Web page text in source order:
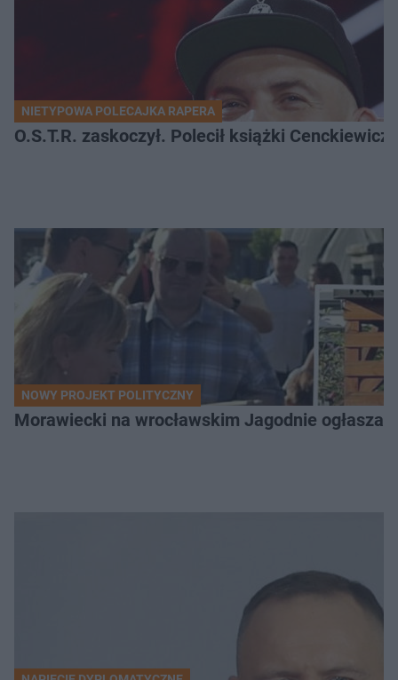
NIETYPOWA POLECAJKA RAPERA
O.S.T.R. zaskoczył. Polecił książki
NOWY PROJEKT POLITYCZNY
Morawiecki na wrocławskim Jagodnie ogłasza